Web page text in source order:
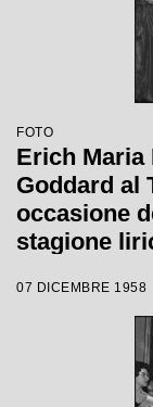
FOTO
Erich Maria
Goddard al
occasione
stagione
da Antonino
Margherita
07 DICEMBRE 1958